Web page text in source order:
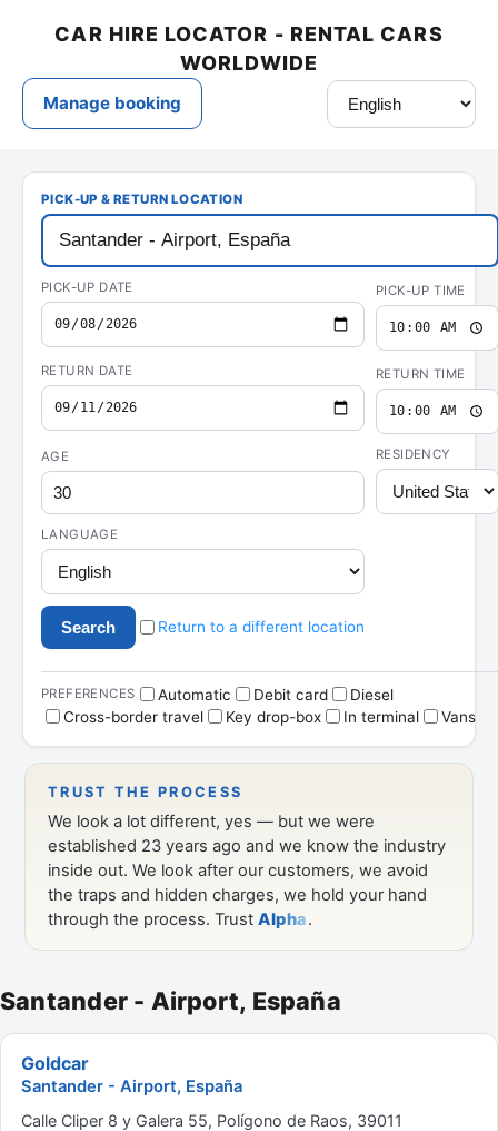
Santander - Airport, España
Goldcar
Santander - Airport, España
Calle Cliper 8 y Galera 55, Polígono de Raos, 39011